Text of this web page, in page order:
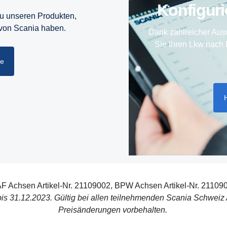
unseren Produkten,
Scania haben.
Dank zahlreicher
Sie Ihren Lkw nach
Achsen Artikel-Nr. 21109002, BPW Achsen Artikel-Nr.
31.12.2023. Gültig bei allen teilnehmenden Scania
Preisänderungen vorbehalten.